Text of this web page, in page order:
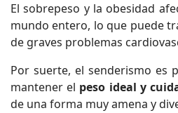
El sobrepeso y la obesidad
mundo entero, lo que puede
de graves problemas
Por suerte, el senderismo es
mantener el peso ideal y
de una forma muy amena y